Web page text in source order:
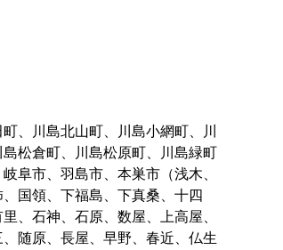
、川島北山町、川島小網町、川
松倉町、川島松原町、川島緑町
阜市、羽島市、本巣市（浅木、
国領、下福島、下真桑、十四
、石神、石原、数屋、上高屋、
、随原、長屋、早野、春近、仏生